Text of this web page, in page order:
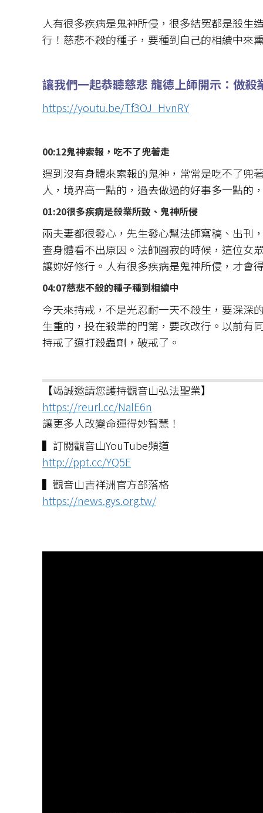
人有很多疾病是鬼神所侵，很多結冤都是殺生
行！慈悲不殺的種子，要種到自己的相續中來
讓我們一起恭聽慈悲 龍德上師開示 ：做
https://youtu.be/Tf3OJ_HvnRY
00:12鬼神索報，吃不了兜著走
遇到沒有身體來索報的鬼神，常常是吃不了兜
人，境界高一點的，過去做過的好事多一點的
01:20很多疾病是殺業所致、鬼神所侵
兩夫妻都很發心，先生發心幫法師寫稿、出刊
查身體看不出原因。法師圓寂的時候，這位女
讓妳好修行。人有很多疾病是鬼神所侵，才會
04:07慈悲不殺的種子種到相續中
今天來持戒，不是光忍耐一天不殺生，要深深
生重的，投在殺業的門第，要改改行。以前有
持戒了還打殺蟲劑，破戒了。
【竭誠邀請您護持觀音山弘法聖業】
https://reurl.cc/NalE6n
讓更多人改變命運得妙智慧！
▍訂閱觀音山YouTube頻道
http://ppt.cc/YQ5E
▍觀音山吉祥洲官方部落格
https://news.gys.org.tw/